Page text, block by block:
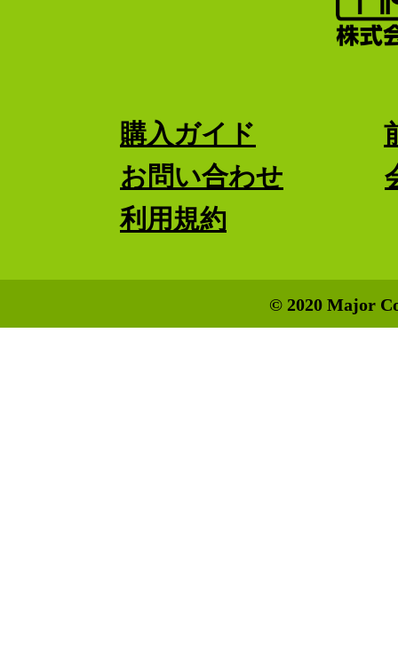
購入ガイド
お問い合わせ
利用規約
© 2020 Major